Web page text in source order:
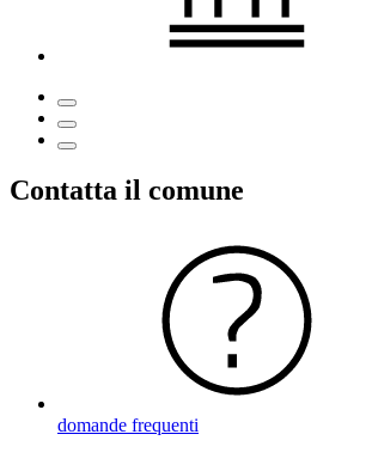
Contatta il comune
domande frequenti